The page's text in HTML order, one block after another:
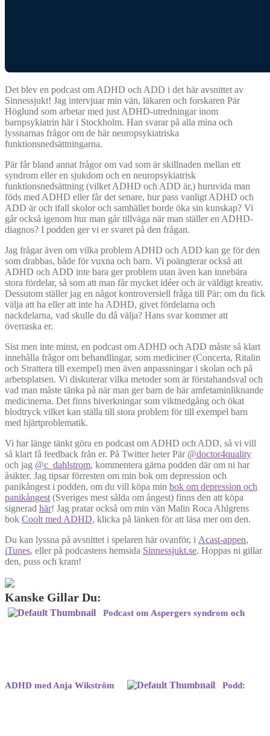
Det blev en podcast om ADHD och ADD i det här avsnittet av
Sinnessjukt! Jag intervjuar min vän, läkaren och forskaren Pär
Höglund som arbetar med just ADHD-utredningar inom
barnpsykiatrin här i Stockholm. Han svarar på alla mina och
lyssnarnas frågor om de här neuropsykiatriska
funktionsnedsättningarna.
Pär får bland annat frågor om vad som är skillnaden mellan ett
syndrom eller en sjukdom och en neuropsykiatrisk
funktionsnedsättning (vilket ADHD och ADD är,) huruvida man
föds med ADHD eller får det senare, hur pass vanligt ADHD och
ADD är och ifall skolor och samhället borde öka sin kunskap? Vi
går också igenom hur man går tillväga när man ställer en ADHD-
diagnos? I podden ger vi er svaret på den frågan.
Jag frågar även om vilka problem ADHD och ADD kan ge för den
som drabbas, både för vuxna och barn. Vi poängterar också att
ADHD och ADD inte bara ger problem utan även kan innebära
stora fördelar, så som att man får mycket idéer och är väldigt kreativ.
Dessutom ställer jag en något kontroversiell fråga till Pär: om du fick
välja att ha eller att inte ha ADHD, givet fördelarna och
nackdelarna, vad skulle du då välja? Hans svar kommer att
överraska er.
Sist men inte minst, en podcast om ADHD och ADD måste så klart
innehålla frågor om behandlingar, som mediciner (Concerta, Ritalin
och Strattera till exempel) men även anpassningar i skolan och på
arbetsplatsen. Vi diskuterar vilka metoder som är förstahandsval och
vad man måste tänka på när man ger barn de här amfetaminliknande
medicinerna. Det finns biverkningar som viktnedgång och ökat
blodtryck vilket kan ställa till stora problem för till exempel barn
med hjärtproblematik.
Vi har länge tänkt göra en podcast om ADHD och ADD, så vi vill
så klart få feedback från er. På Twitter heter Pär @doctor4quality
och jag @c_dahlstrom, kommentera gärna podden där om ni har
åsikter. Jag tipsar förresten om min bok om depression och
panikångest i podden, om du vill köpa min bok om depression och
panikångest (Sveriges mest sålda om ångest) finns den att köpa
signerad här! Jag pratar också om min vän Malin Roca Ahlgrens
bok Coolt med ADHD, klicka på länken för att läsa mer om den.
Du kan lyssna på avsnittet i spelaren här ovanför, i Acast-appen,
iTunes, eller på podcastens hemsida Sinnessjukt.se. Hoppas ni gillar
den, puss och kram!
Kanske Gillar Du:
Podcast om Aspergers syndrom och
ADHD med Anja Wikström Podd: